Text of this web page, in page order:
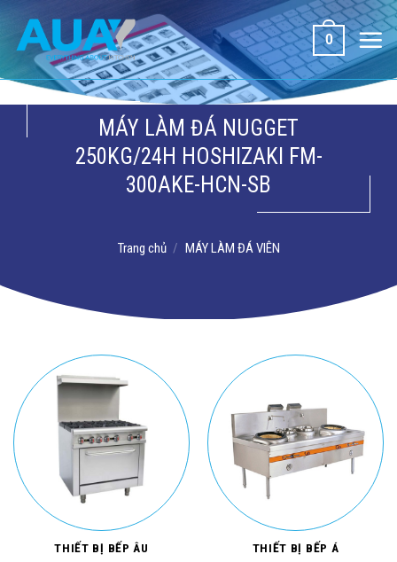
dung
0
MÁY LÀM ĐÁ NUGGET
250KG/24H HOSHIZAKI FM-
300AKE-HCN-SB
Trang chủ / MÁY LÀM ĐÁ VIÊN
THIẾT BỊ BẾP ÂU THIẾT BỊ BẾP Á